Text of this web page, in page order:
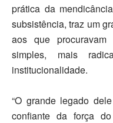
prática da
subsistência, traz um
aos que
simples, mais
institucionalidade.
“O grande legado
confiante da força